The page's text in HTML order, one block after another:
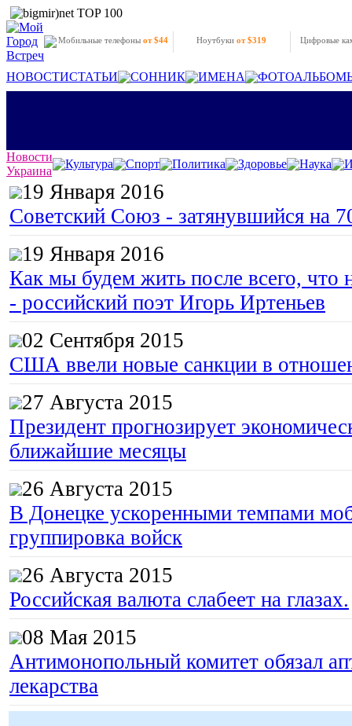
Мобильные телефоны от $44 Ноутбукиот $319 Цифровые
НОВОСТИСТАТЬИ СОННИК ИМЕНА
Новости
Украина
Культура Спорт Политика Здоровье Наука
19 Января 2016
Советский Союз - затянувшийся на
19 Января 2016
Как мы будем жить после всего, что
- российский поэт Игорь Иртеньев
02 Сентября 2015
США ввели новые санкции в
27 Августа 2015
Президент прогнозирует
ближайшие месяцы
26 Августа 2015
В Донецке ускоренными темпами
группировка войск
26 Августа 2015
Российская валюта слабеет на глазах.
08 Мая 2015
Антимонопольный комитет обязал
лекарства